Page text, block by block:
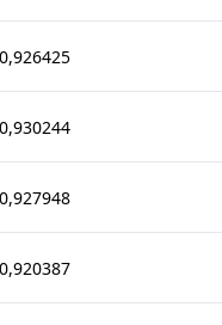
0,926425
0,930244
0,927948
0,920387